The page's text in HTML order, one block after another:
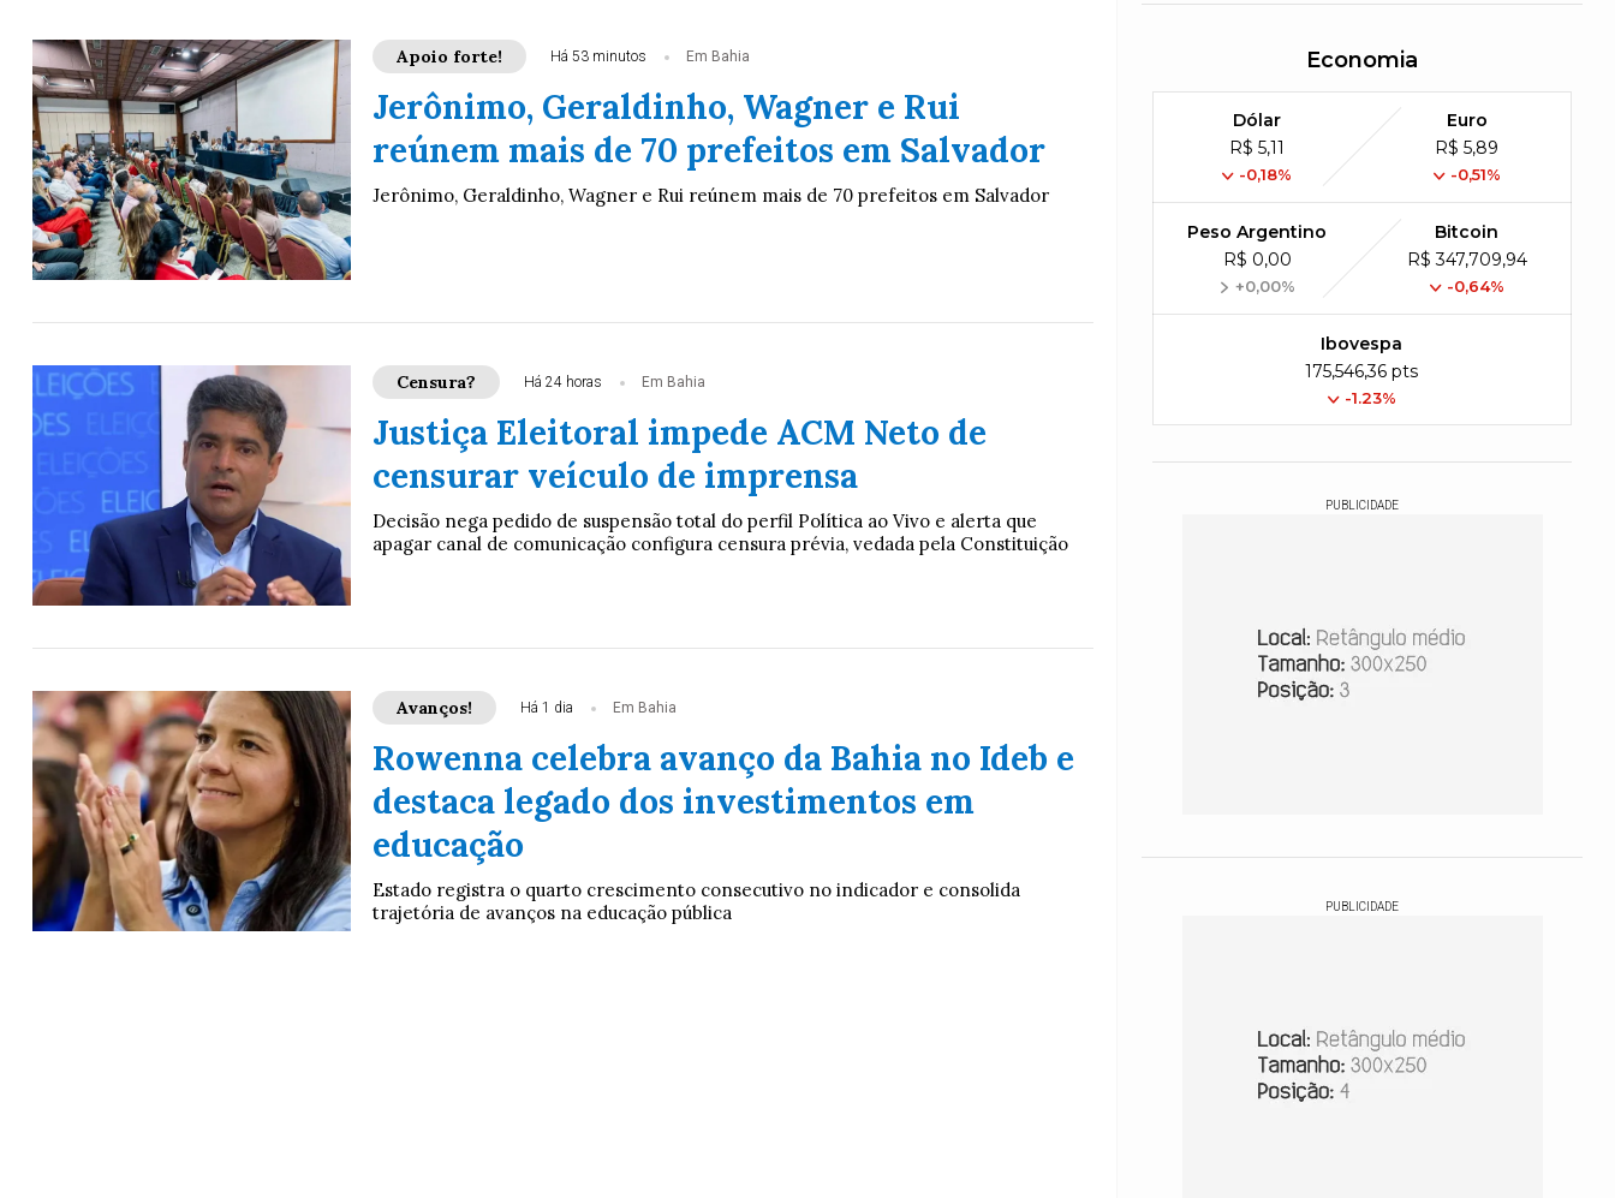
Apoio forte! Há 53 minutos Em Bahia
Jerônimo, Geraldinho, Wagner e Rui
reúnem mais de 70 prefeitos em Salvador
Jerônimo, Geraldinho, Wagner e Rui reúnem mais de 70 prefeitos em Salvador
Censura? Há 24 horas Em Bahia
Justiça Eleitoral impede ACM Neto de
censurar veículo de imprensa
Decisão nega pedido de suspensão total do perfil Política ao Vivo e alerta que
apagar canal de comunicação configura censura prévia, vedada pela Constituição
Avanços! Há 1 dia Em Bahia
Rowenna celebra avanço da Bahia no Ideb e
destaca legado dos investimentos em
educação
Estado registra o quarto crescimento consecutivo no indicador e consolida
trajetória de avanços na educação pública
Economia
Dólar
R$ 5,11
-0,18%
Euro
R$ 5,89
-0,51%
Peso Argentino
R$ 0,00
+0,00%
Bitcoin
R$ 347,709,94
-0,64%
Ibovespa
175,546,36 pts
-1.23%
PUBLICIDADE
PUBLICIDADE